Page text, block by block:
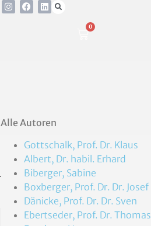
0
Alle Autoren
Gottschalk, Prof. Dr. Klaus
Albert, Dr. habil. Erhard
Biberger, Sabine
Boxberger, Prof. Dr. Dr. Josef
Dänicke, Prof. Dr. Dr. Sven
Ebertseder, Prof. Dr. Thomas